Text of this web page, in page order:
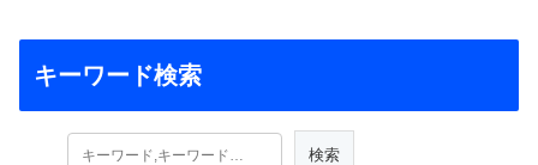
キーワード検索